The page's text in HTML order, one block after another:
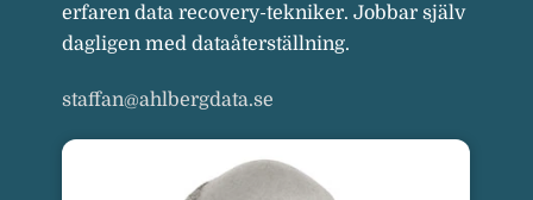
erfaren data recovery-tekniker. Jobbar själv
dagligen med dataåterställning.
staffan@ahlbergdata.se